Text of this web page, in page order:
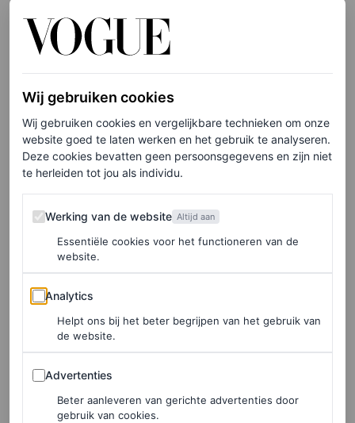
©AVAV
Elke week onze beste artikelen in je inbox?
Schrijf je hier in voor de Vogue-nieuwsbrief.
Hieronder vind je onze selectie beige jeans. Er zijn veel
nuances in de kleur: we gaan van lichtere tonen die naar
ecru neigen tot een koekjeskleur. Deze jeans is het
alternatief voor klassieke kledingstukken, perfect te
combineren met alle trendy kleuren van herfst/winter
Wij gebruiken cookies
Wij gebruiken cookies en vergelijkbare technieken om onze
website goed te laten werken en het gebruik te analyseren.
Deze cookies bevatten geen persoonsgegevens en zijn niet
te herleiden tot jou als individu.
Werking van de website
Werking van de website Altijd aan
Essentiële cookies voor het functioneren van de
website.
Analytics
Analytics
Helpt ons bij het beter begrijpen van het gebruik van
de website.
Advertenties
Advertenties
Beter aanleveren van gerichte advertenties door
gebruik van cookies.